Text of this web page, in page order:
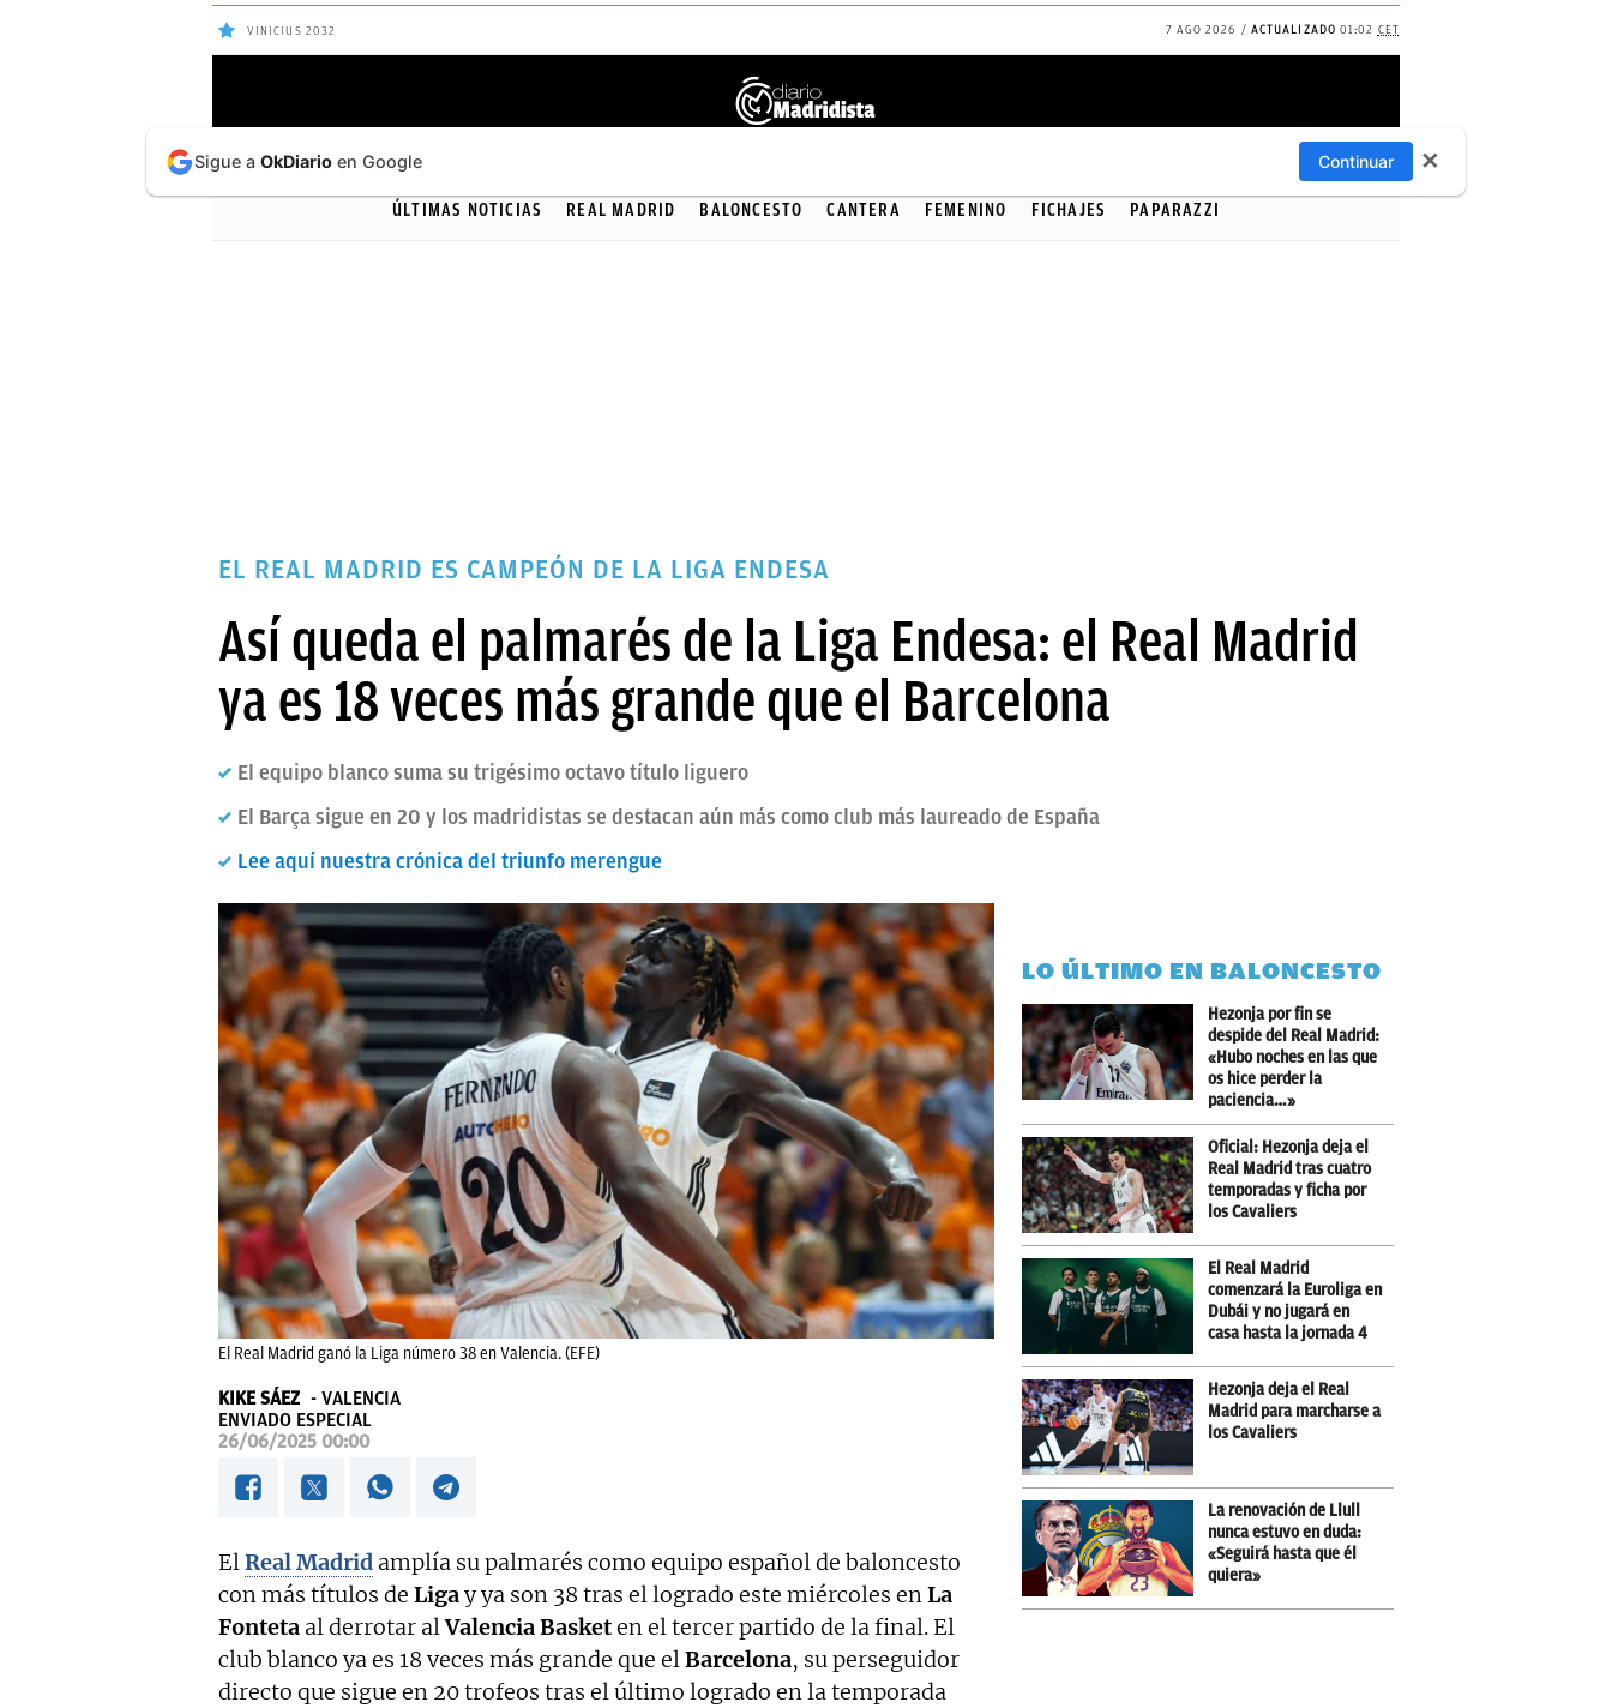
VINICIUS 2032 7 AGO 2026 ACTUALIZADO 01:02 CET
ÚLTIMAS
NOTICIAS
PAPARAZZI
ÚLTIMAS NOTICIAS REAL MADRID BALONCESTO CANTERA FEMENINO FICHAJES PAPARAZZI
EL REAL MADRID ES CAMPEÓN DE LA LIGA ENDESA
Así queda el palmarés de la Liga Endesa: el Real Madrid
ya es 18 veces más grande que el Barcelona
El equipo blanco suma su trigésimo octavo título liguero
El Barça sigue en 20 y los madridistas se destacan aún más como club más laureado de España
Lee aquí nuestra crónica del triunfo merengue
El Real Madrid ganó la Liga número 38 en Valencia. (EFE)
KIKE SÁEZ
VALENCIA
ENVIADO ESPECIAL
26/06/2025 00:00
ElReal Madrid amplía su palmarés como equipo español de baloncesto
con más títulos de Ligay ya son 38 tras el logrado este miércoles enLa
Fonteta al derrotar alValencia Basketen el tercer partido de la final. El
club blanco ya es 18 veces más grande que elBarcelona, su perseguidor
directo que sigue en 20 trofeos tras el último logrado en la temporada
LO ÚLTIMO EN BALONCESTO
Hezonja por fin se
despide del Real Madrid:
«Hubo noches en las que
os hice perder la
paciencia…»
Oficial: Hezonja deja el
Real Madrid tras cuatro
temporadas y ficha por
los Cavaliers
El Real Madrid
comenzará la Euroliga en
Dubái y no jugará en
casa hasta la jornada 4
Hezonja deja el Real
Madrid para marcharse a
los Cavaliers
La renovación de Llull
nunca estuvo en duda:
«Seguirá hasta que él
quiera»
Sigue a OkDiario en Google Continuar ✕